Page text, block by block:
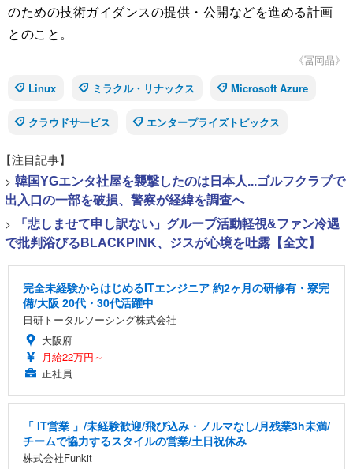
のための技術ガイダンスの提供・公開などを進める計画
とのこと。
《冨岡晶》
Linux
ミラクル・リナックス Microsoft Azure
クラウドサービス エンタープライズトピックス
【注目記事】
> 韓国YGエンタ社屋を襲撃したのは日本人...ゴルフクラブで
出入口の一部を破損、警察が経緯を調査へ
>
「悲しませて申し訳ない」グループ活動軽視&ファン冷遇
で批判浴びるBLACKPINK、ジスが心境を吐露【全文】
完全未経験からはじめるITエンジニア 約2ヶ月の研修有・寮完
備/大阪 20代・30代活躍中
日研トータルソーシング株式会社
大阪府
月給22万円～
正社員
「 IT営業 」/未経験歓迎/飛び込み・ノルマなし/月残業3h未満/
チームで協力するスタイルの営業/土日祝休み
株式会社Funkit